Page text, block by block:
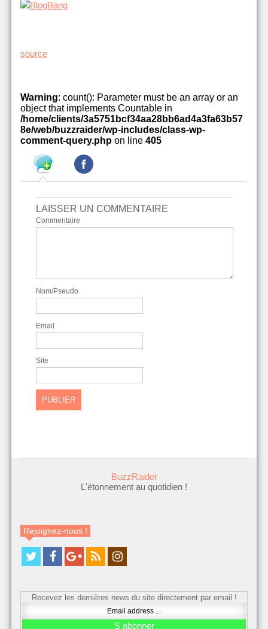
source
Warning: count(): Parameter must be an array or an
object that implements Countable in
/home/clients/3a5751bcf34aa28bb6ad4a3fa63b57
8e/web/buzzraider/wp-includes/class-wp-
comment-query.php on line 405
LAISSER UN COMMENTAIRE
Commentaire
Nom/Pseudo
Email
Site
BuzzRaider
L'étonnement au quotidien !
Rejoignez-nous !
Recevez les dernières news du site directement par email !